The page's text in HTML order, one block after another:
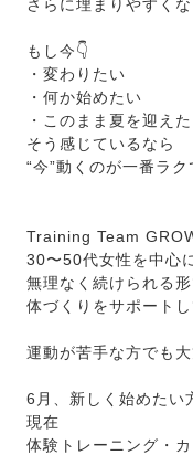
さらに埋まりやすく
もし今👇
・変わりたい
・何か始めたい
・このまま夏を迎え
そう感じているなら
“今”動くのが一番ラク
Training Team
30〜50代女性を中心
無理なく続けられる
体づくりをサポート
運動が苦手な方でも
6月、新しく始めたい
現在
体験トレーニング・